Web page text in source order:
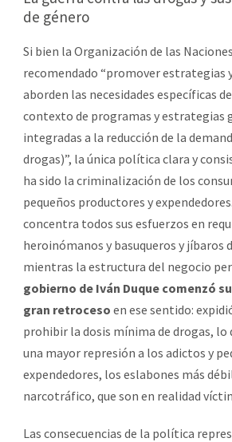
de género
Si bien la Organización de las
recomendado “promover estrategias
aborden las necesidades específicas
contexto de programas y estrategias
integradas a la reducción de la
drogas)”, la única política clara y
ha sido la criminalización de los
pequeños productores y
concentra todos sus esfuerzos en
heroinómanos y basuqueros y jíbaros
mientras la estructura del negocio
gobierno de Iván Duque comenzó
gran retroceso en ese sentido:
prohibir la dosis mínima de drogas, lo
una mayor represión a los adictos y
expendedores, los eslabones más
narcotráfico, que son en realidad
Las consecuencias de la política